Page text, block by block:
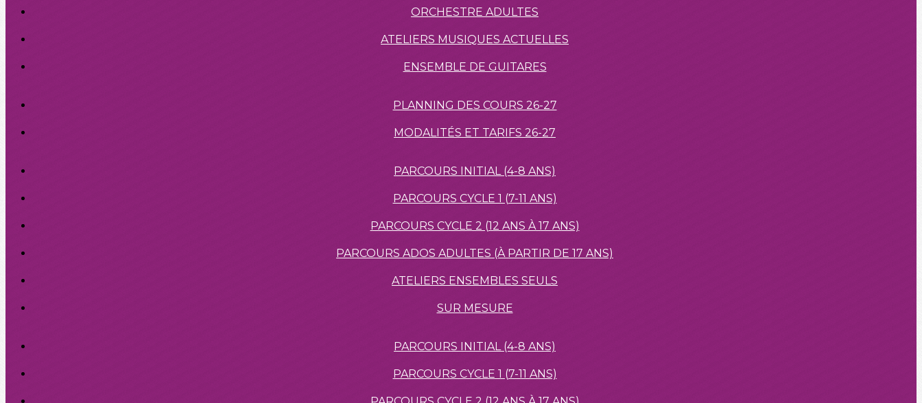
ORCHESTRE ADULTES
ATELIERS MUSIQUES ACTUELLES
ENSEMBLE DE GUITARES
PLANNING DES COURS 26-27
MODALITÉS ET TARIFS 26-27
PARCOURS INITIAL (4-8 ANS)
PARCOURS CYCLE 1 (7-11 ANS)
PARCOURS CYCLE 2 (12 ANS À 17 ANS)
PARCOURS ADOS ADULTES (À PARTIR DE 17 ANS)
ATELIERS ENSEMBLES SEULS
SUR MESURE
PARCOURS INITIAL (4-8 ANS)
PARCOURS CYCLE 1 (7-11 ANS)